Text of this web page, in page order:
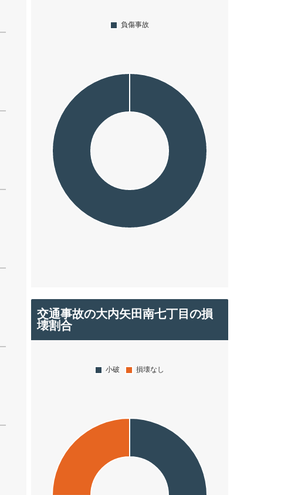
交通事故の大内矢田南七丁目の損
壊割合